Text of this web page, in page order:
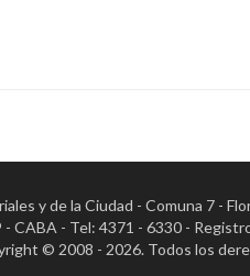
y de la Ciudad - Comuna 7 -
- CABA - Tel: 4371 - 6330 -
© 2008 - 2026. Todos los